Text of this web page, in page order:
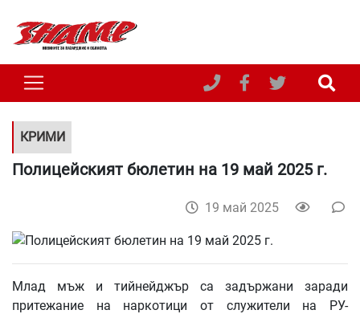
КРИМИ
Полицейският бюлетин на 19 май 2025 г.
19 май 2025
Млад мъж и тийнейджър са задържани заради
притежание на наркотици от служители на РУ-